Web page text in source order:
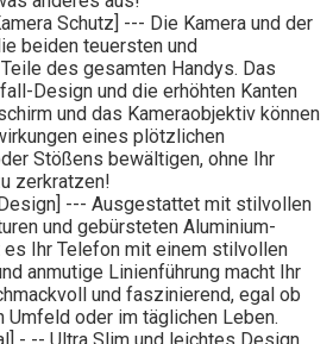
Schutz] --- Die Kamera und der
beiden teuersten und
des gesamten Handys. Das
Design und die erhöhten Kanten
und das Kameraobjektiv können
eines plötzlichen
Stößens bewältigen, ohne Ihr
zerkratzen!
--- Ausgestattet mit stilvollen
und gebürsteten Aluminium-
es Ihr Telefon mit einem stilvollen
anmutige Linienführung macht Ihr
und faszinierend, egal ob
Umfeld oder im täglichen Leben.